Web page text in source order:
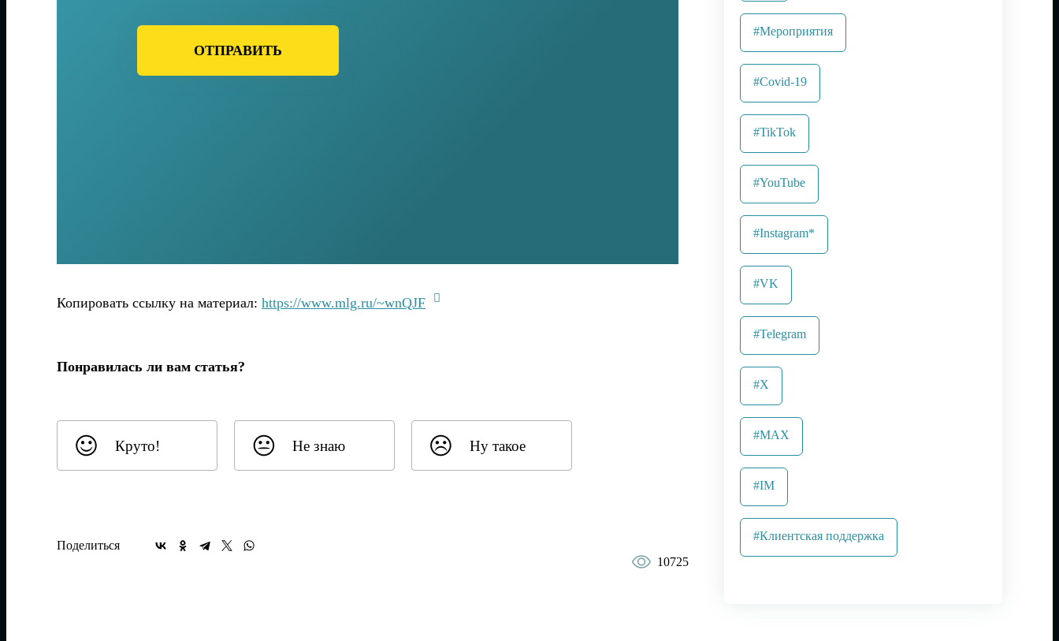
ОТПРАВИТЬ
Копировать ссылку на материал: https://www.mlg.ru/~wnQJF
Понравилась ли вам статья?
Круто! Не знаю Ну такое
Поделиться
10725
#Мероприятия
#Covid-19
#TikTok
#YouTube
#Instagram*
#VK
#Telegram
#X
#MAX
#IM
#Клиентская поддержка